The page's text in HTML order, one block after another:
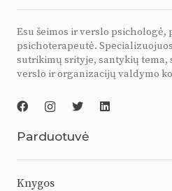
Esu šeimos ir verslo
psichoterapeutė.
sutrikimų srityje, santykių tema,
verslo ir organizacijų valdymo
Parduotuvė
Knygos